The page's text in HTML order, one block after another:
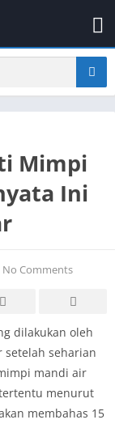
Mimpi
Ini
No Comments
dilakukan oleh
setelah seharian
mandi air
menurut
membahas 15